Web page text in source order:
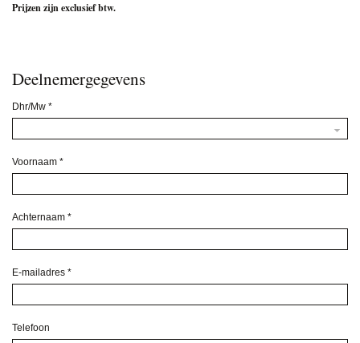
Prijzen zijn exclusief btw.
Deelnemergegevens
Dhr/Mw *
Voornaam *
Achternaam *
E-mailadres *
Telefoon